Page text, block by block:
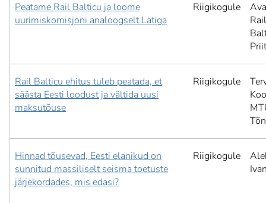
Peatame Rail Balticu ja loome
uurimiskomisjoni analoogselt Lätiga
Riigikogule
Rail
Rail Balticu ehitus tuleb peatada, et
säästa Eesti loodust ja vältida uusi
maksutõuse
Riigikogule
Hinnad tõusevad, Eesti elanikud on
sunnitud massiliselt seisma toetuste
järjekordades, mis edasi?
Riigikogule